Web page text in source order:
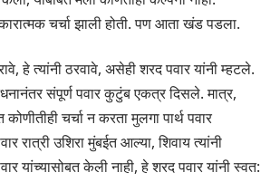
चर्चा झाली होती. पण आता खंड पडला.
हे त्यांनी ठरवावे, असेही शरद पवार यांनी म्हटले.
संपूर्ण पवार कुटुंब एकत्र दिसले. मात्र,
चर्चा न करता मुलगा पार्थ पवार
रात्री उशिरा मुंबईत आल्या, शिवाय त्यांनी
यांच्यासोबत केली नाही, हे शरद पवार यांनी स्वत: